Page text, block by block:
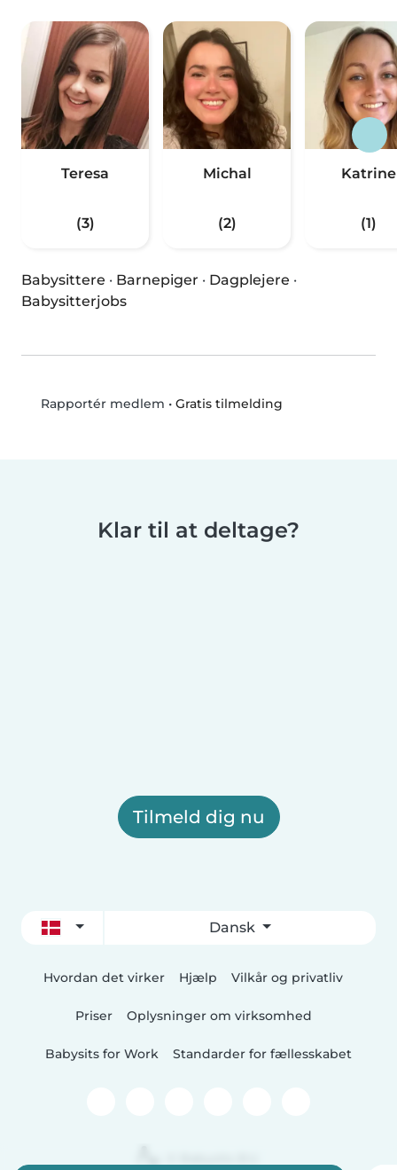
Teresa
(3)
Michal
(2)
Katrine
(1)
Babysittere · Barnepiger · Dagplejere ·
Babysitterjobs
Rapportér medlem • Gratis tilmelding
Klar til at deltage?
Tilmeld dig nu
Dansk
Hvordan det virker Hjælp Vilkår og privatliv
Priser Oplysninger om virksomhed
Babysits for Work Standarder for fællesskabet